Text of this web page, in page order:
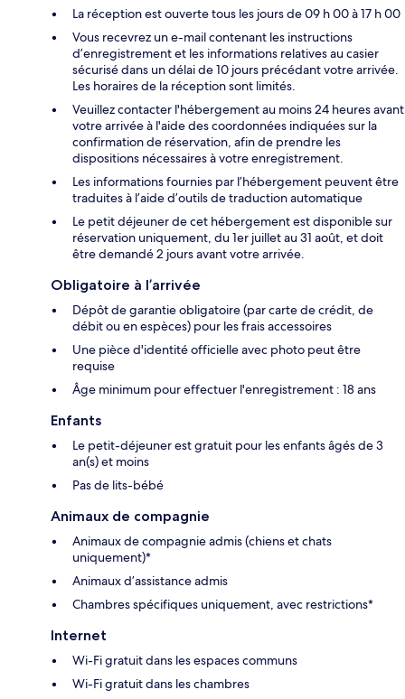
La réception est ouverte tous les jours de 09 h 00 à 17 h 00
Vous recevrez un e-mail contenant les instructions
d’enregistrement et les informations relatives au casier
sécurisé dans un délai de 10 jours précédant votre arrivée.
Les horaires de la réception sont limités.
Veuillez contacter l'hébergement au moins 24 heures avant
votre arrivée à l'aide des coordonnées indiquées sur la
confirmation de réservation, afin de prendre les
dispositions nécessaires à votre enregistrement.
Les informations fournies par l’hébergement peuvent être
traduites à l’aide d’outils de traduction automatique
Le petit déjeuner de cet hébergement est disponible sur
réservation uniquement, du 1er juillet au 31 août, et doit
être demandé 2 jours avant votre arrivée.
Obligatoire à l’arrivée
Dépôt de garantie obligatoire (par carte de crédit, de
débit ou en espèces) pour les frais accessoires
Une pièce d'identité officielle avec photo peut être
requise
Âge minimum pour effectuer l'enregistrement : 18 ans
Enfants
Le petit-déjeuner est gratuit pour les enfants âgés de 3
an(s) et moins
Pas de lits-bébé
Animaux de compagnie
Animaux de compagnie admis (chiens et chats
uniquement)*
Animaux d’assistance admis
Chambres spécifiques uniquement, avec restrictions*
Internet
Wi-Fi gratuit dans les espaces communs
Wi-Fi gratuit dans les chambres